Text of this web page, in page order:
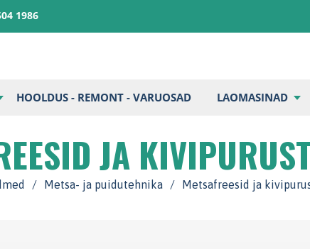
1986
HOOLDUS - REMONT - VARUOSAD LAOMASINAD
JA
/ Metsa- ja puidutehnika / Metsafreesid ja